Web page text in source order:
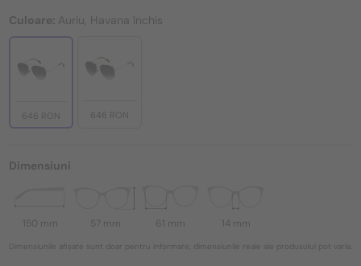
Culoare: Auriu, Havana închis
646 RON 646 RON
Dimensiuni
150 mm 57 mm 61 mm 14 mm
Dimensiunile afișate sunt doar pentru informare, dimensiunile reale ale produsului pot varia.